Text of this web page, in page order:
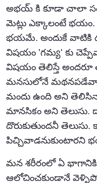
అభయ్ కి కూడా చాలా
మెట్లు ఎక్కాలంటే భయం.
భయమే. అందుకే వాటికి
విషయం 'గమ్య' కు
విషయం తెలిస్తే
మనసులోనే
మందు ఉంది అని
మానసికం అని తెలుసు.
దొరుకుతుందనీ
పిచ్చివాడనుకుంటారని
మన శరీరంలో ఏ భాగానికి
ఆలోచించకుండానే